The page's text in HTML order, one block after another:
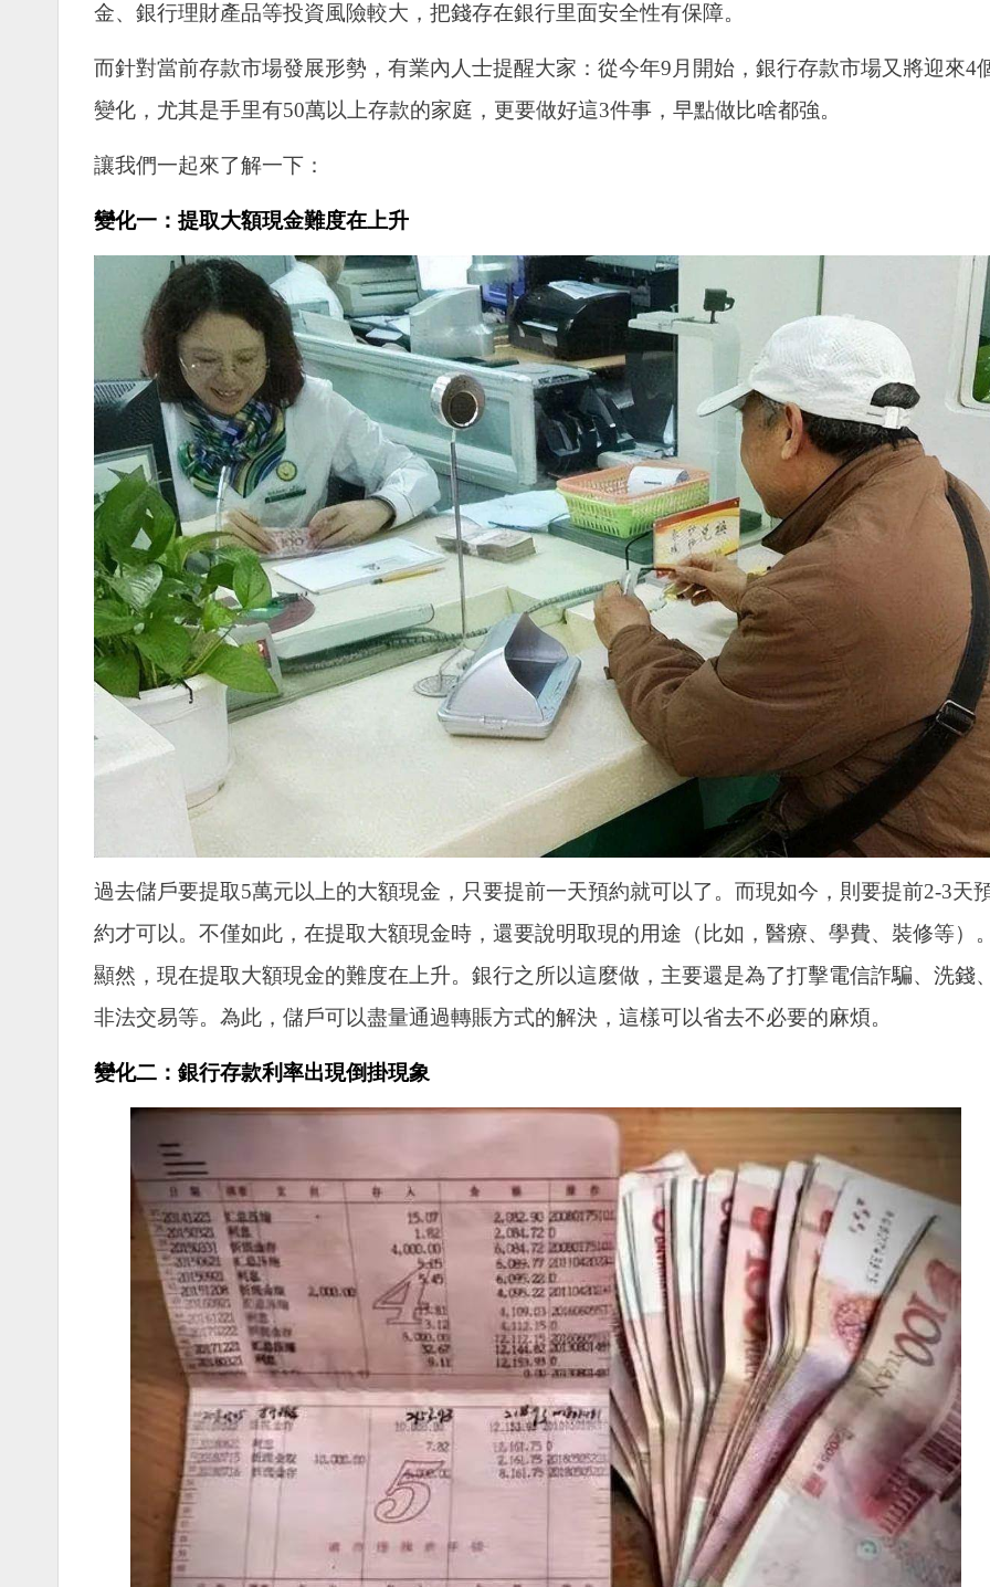
金、銀行理財產品等投資風險較大，把錢存在銀行里面安全性有保障。
而針對當前存款市場發展形勢，有業內人士提醒大家：從今年9月開始，銀行存款市場又將迎來4
變化，尤其是手里有50萬以上存款的家庭，更要做好這3件事，早點做比啥都強。
讓我們一起來了解一下：
變化一：提取大額現金難度在上升
過去儲戶要提取5萬元以上的大額現金，只要提前一天預約就可以了。而現如今，則要提前2-3天
約才可以。不僅如此，在提取大額現金時，還要說明取現的用途（比如，醫療、學費、裝修等）
顯然，現在提取大額現金的難度在上升。銀行之所以這麼做，主要還是為了打擊電信詐騙、洗錢
非法交易等。為此，儲戶可以盡量通過轉賬方式的解決，這樣可以省去不必要的麻煩。
變化二：銀行存款利率出現倒掛現象